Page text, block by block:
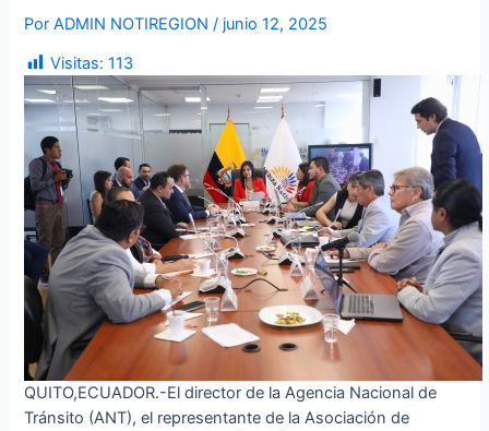
PorADMIN NOTIREGION/ junio 12, 2025
Visitas: 113
QUITO,ECUADOR.-El director de la Agencia Nacional de
Tránsito (ANT), el representante de la Asociación de